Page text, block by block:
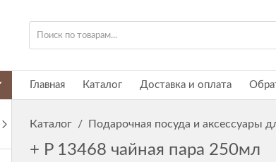
Главная Каталог Доставка и оплата
Каталог / Подарочная посуда и аксессуары
+ P 13468 чайная пара 250мл